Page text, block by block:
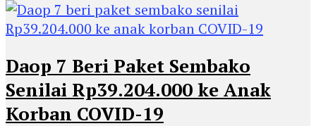
Daop 7 Beri Paket Sembako
Senilai Rp39.204.000 ke Anak
Korban COVID-19